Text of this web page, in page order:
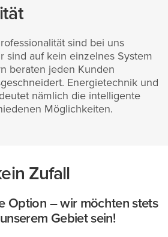
sind bei uns
sind auf kein einzelnes System
beraten jeden Kunden
Energietechnik und
nämlich die intelligente
Möglichkeiten.
Zufall
Option – wir möchten stets
Gebiet sein!